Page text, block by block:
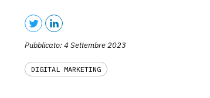
Pubblicato: 4 Settembre 2023
DIGITAL MARKETING